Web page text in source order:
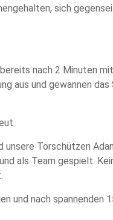
sich
nach 2 Minuten
aus und gewannen
Torschützen
als Team gespielt.
und nach spannenden